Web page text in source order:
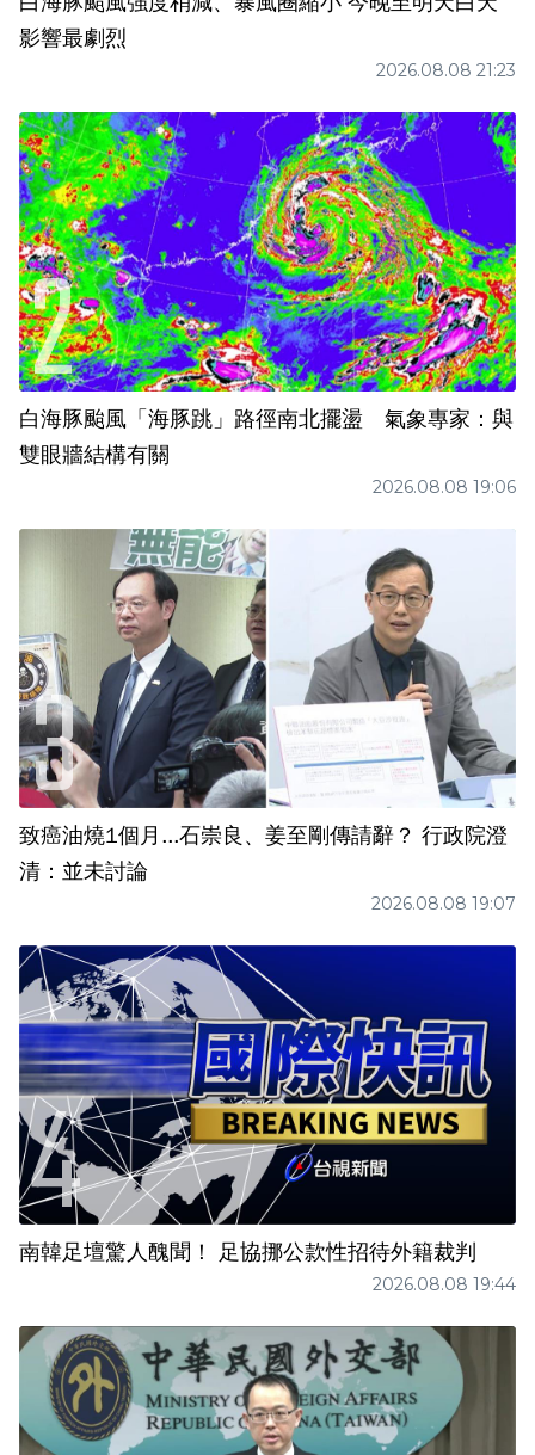
影響最劇烈
2026.08.08 21:23
白海豚颱風「海豚跳」路徑南北擺盪 氣象專家：與
雙眼牆結構有關
2026.08.08 19:06
致癌油燒1個月...石崇良、姜至剛傳請辭？ 行政院澄
清：並未討論
2026.08.08 19:07
南韓足壇驚人醜聞！ 足協挪公款性招待外籍裁判
2026.08.08 19:44